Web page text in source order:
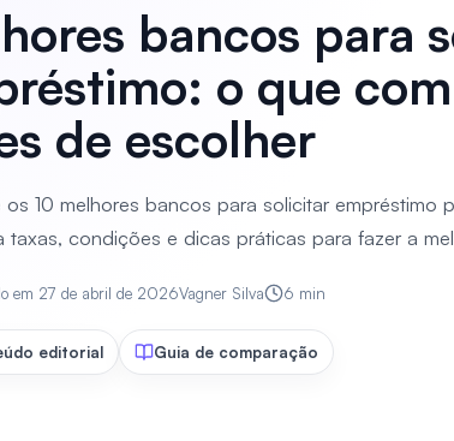
bancos para
o que
de escolher
os 10 melhores bancos para solicitar empréstimo
taxas, condições e dicas práticas para fazer a
em 27 de abril de 2026Vagner Silva 6 min
editorial Guia de comparação